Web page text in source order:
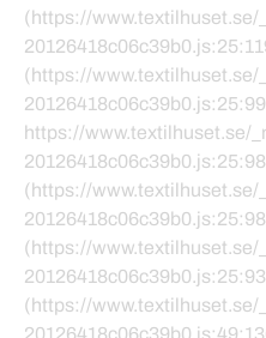
(https://www.textilhuset.se/
(https://www.textilhuset.se/
https://www.textilhuset.se/
(https://www.textilhuset.se/
(https://www.textilhuset.se/
(https://www.textilhuset.se/